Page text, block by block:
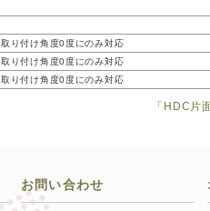
取り付け角度0度にのみ対応
取り付け角度0度にのみ対応
取り付け角度0度にのみ対応
「HDC片
お問い合わせ